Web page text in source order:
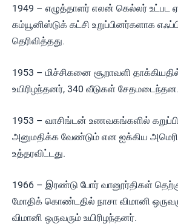
1949 – எழுத்தாளர் எலன் கெல்லர் உட்பட
கம்யூனிஸ்டுக் கட்சி உறுப்பினர்களாக
தெரிவித்தது.
1953 – மிச்சிகனை சூறாவளி
உயிரிழந்தனர், 340 வீடுகள் சேதமடைந்தன.
1953 – வாசிங்டன் உணவகங்களில்
அனுமதிக்க வேண்டும் என ஐக்கிய
உத்தரவிட்டது.
1966 – இரண்டு போர் வானூர்திகள்
மோதிக் கொண்டதில் நாசா விமானி
விமானி ஒருவரும் உயிரிழந்தனர்.